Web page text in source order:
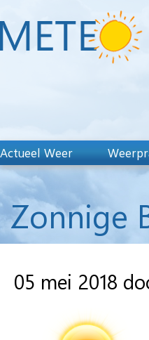
Actueel Weer
Zonnige
05 mei 2018